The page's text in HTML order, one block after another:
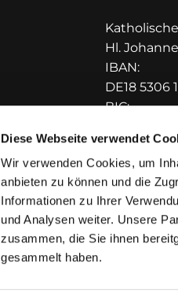
Diese Webseite verwendet
Wir verwenden Cookies, um
anbieten zu können und die
Informationen zu Ihrer
und Analysen weiter. Unsere
zusammen, die Sie ihnen
gesammelt haben.
Hl.
IBAN:
DE18 5306
BIC: